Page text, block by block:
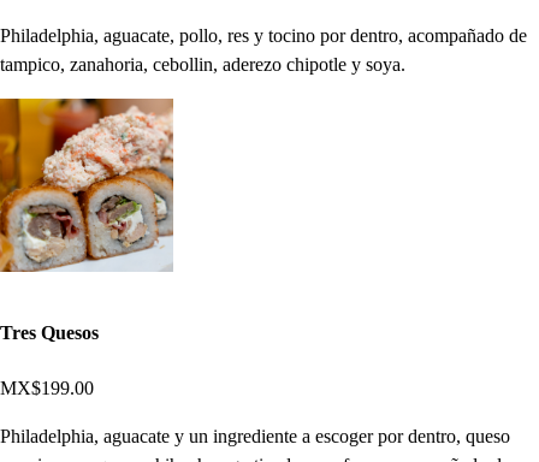
Philadelphia, aguacate, pollo, res y tocino por dentro, acompañado de
tampico, zanahoria, cebollin, aderezo chipotle y soya.
Tres Quesos
MX$199.00
Philadelphia, aguacate y un ingrediente a escoger por dentro, queso